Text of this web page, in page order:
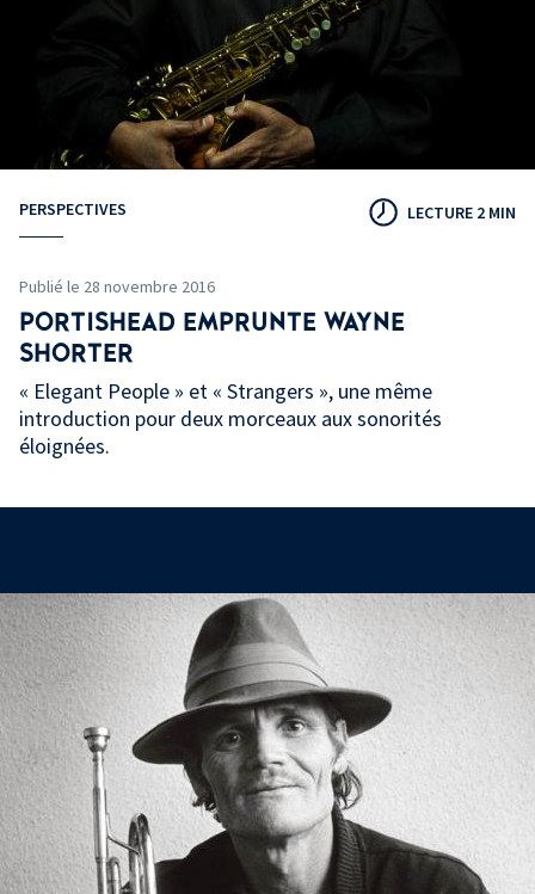
PERSPECTIVES LECTURE 2 MIN
Publié le 28 novembre 2016
PORTISHEAD EMPRUNTE WAYNE
SHORTER
« Elegant People » et « Strangers », une même
introduction pour deux morceaux aux sonorités
éloignées.